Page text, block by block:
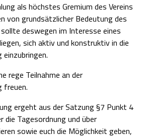
als höchstes Gremium des Vereins
von grundsätzlicher Bedeutung des
deswegen im Interesse eines
sich aktiv und konstruktiv in die
rege Teilnahme an der
freuen.
ergeht aus der Satzung §7 Punkt 4
die Tagesordnung und über
sowie euch die Möglichkeit geben,